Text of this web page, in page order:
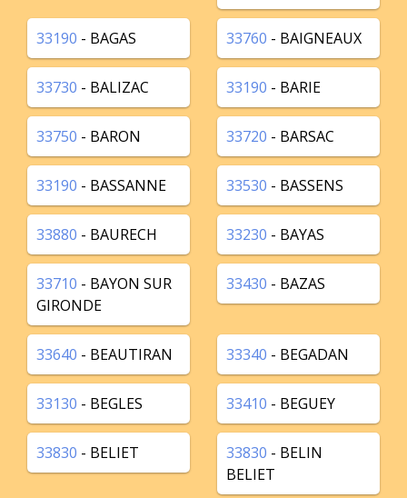
33190 - BAGAS 33760 - BAIGNEAUX
33730 - BALIZAC 33190 - BARIE
33750 - BARON 33720 - BARSAC
33190 - BASSANNE 33530 - BASSENS
33880 - BAURECH 33230 - BAYAS
33710 - BAYON SUR
GIRONDE
33430 - BAZAS
33640 - BEAUTIRAN 33340 - BEGADAN
33130 - BEGLES 33410 - BEGUEY
33830 - BELIET 33830 - BELIN
BELIET